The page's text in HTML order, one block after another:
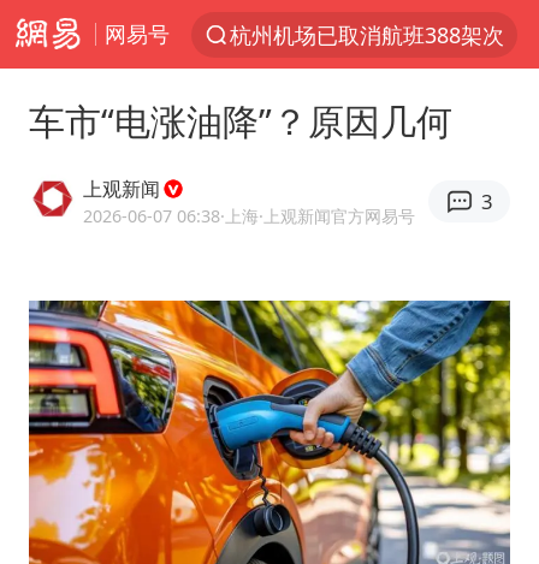
网易号
杭州机场已取消航班388架次
上半年我国经营主体结构持续优化
《披荆斩棘2026》阵容官宣
国足U17与阿森纳决赛取消 并列冠军
香港高温刷新历史纪录
女子发现前夫婚内与第三者育子
王艺迪无缘横滨赛决赛
2025年小学教师减少13.19万
王艺迪2-4不敌张本美和止步4强
车市“电涨油降”？原因几何
上观新闻
2026-06-07 06:38·上海·上观新闻官方网易号
3